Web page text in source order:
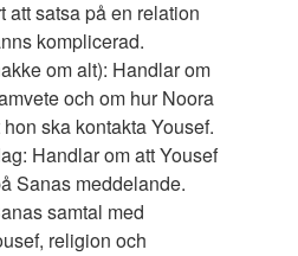
att satsa på en relation
komplicerad.
om alt): Handlar om
och om hur Noora
ska kontakta Yousef.
Handlar om att Yousef
Sanas meddelande.
samtal med
religion och